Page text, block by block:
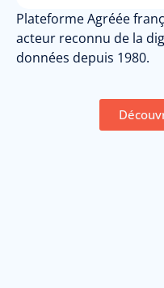
Plateforme Agréée
acteur reconnu de la
données depuis 1980.